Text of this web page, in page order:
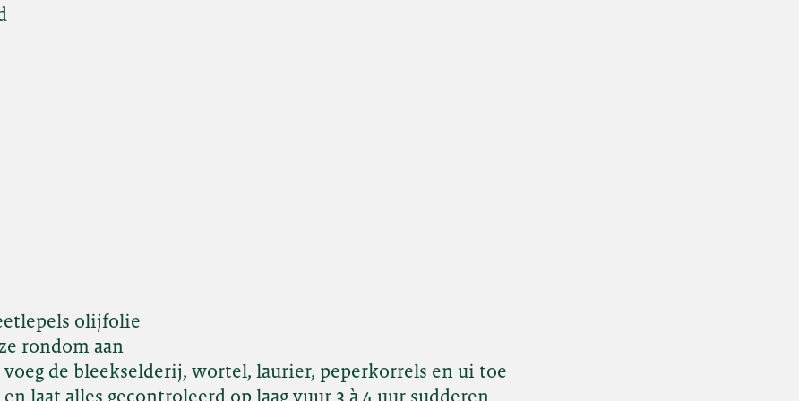
olijfolie
rondom aan
de bleekselderij, wortel, laurier, peperkorrels en ui toe
laat alles gecontroleerd op laag vuur 3 à 4 uur sudderen